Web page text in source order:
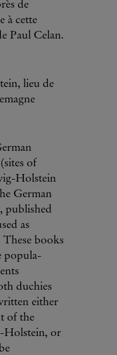
de
à cette
Paul Celan.
lieu de
of
Holstein
German
published
as
books
popula-
duchies
either
of the
Holstein, or